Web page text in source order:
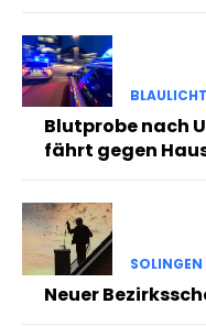
Blutprobe nach
fährt gegen
SOLINGEN
Neuer